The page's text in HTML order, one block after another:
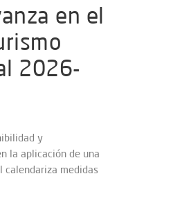
en el
2026-
y
la aplicación de una
medidas